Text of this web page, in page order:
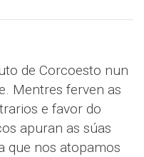
de Corcoesto nun
Mentres ferven as
e favor do
apuran as súas
que nos atopamos